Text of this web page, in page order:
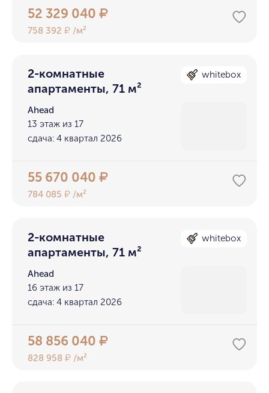
52 329 040₽
758 392₽ /м²
2-комнатные
апартаменты, 71 м²
whitebox
Ahead
13 этаж из 17
сдача: 4 квартал 2026
55 670 040₽
784 085₽ /м²
2-комнатные
апартаменты, 71 м²
whitebox
Ahead
16 этаж из 17
сдача: 4 квартал 2026
58 856 040₽
828 958₽ /м²